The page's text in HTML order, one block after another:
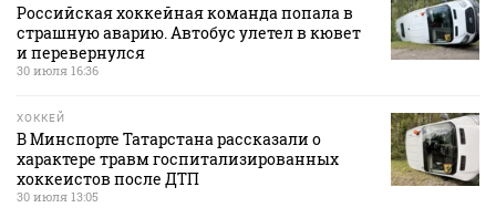
Российская хоккейная команда попала в
страшную аварию. Автобус улетел в кювет
и перевернулся
30 июля 16:36
ХОККЕЙ
В Минспорте Татарстана рассказали о
характере травм госпитализированных
хоккеистов после ДТП
30 июля 13:05